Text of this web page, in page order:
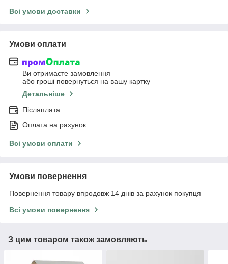
Всі умови доставки
Умови оплати
Ви отримаєте замовлення
або гроші повернуться на вашу картку
Детальніше
Післяплата
Оплата на рахунок
Всі умови оплати
Умови повернення
Повернення товару впродовж 14 днів за рахунок покупця
Всі умови повернення
З цим товаром також замовляють